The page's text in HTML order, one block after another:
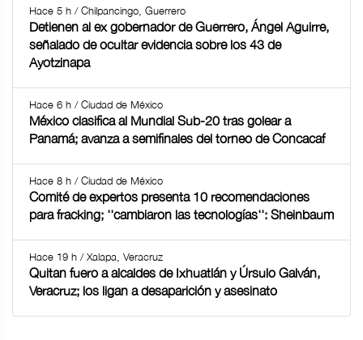
Hace 5 h / Chilpancingo, Guerrero
Detienen al ex gobernador de Guerrero, Ángel Aguirre,
señalado de ocultar evidencia sobre los 43 de
Ayotzinapa
Hace 6 h / Ciudad de México
México clasifica al Mundial Sub-20 tras golear a
Panamá; avanza a semifinales del torneo de Concacaf
Hace 8 h / Ciudad de México
Comité de expertos presenta 10 recomendaciones
para fracking; ''cambiaron las tecnologías'': Sheinbaum
Hace 19 h / Xalapa, Veracruz
Quitan fuero a alcaldes de Ixhuatlán y Úrsulo Galván,
Veracruz; los ligan a desaparición y asesinato